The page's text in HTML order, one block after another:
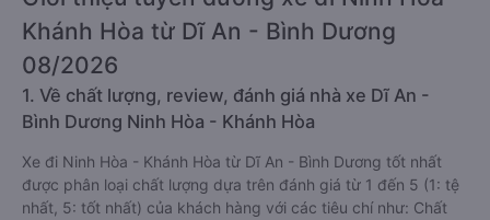
Khánh Hòa từ Dĩ An - Bình Dương
08/2026
1. Về chất lượng, review, đánh giá nhà xe Dĩ An -
Bình Dương Ninh Hòa - Khánh Hòa
Xe đi Ninh Hòa - Khánh Hòa từ Dĩ An - Bình Dương tốt nhất
được phân loại chất lượng dựa trên đánh giá từ 1 đến 5 (1: tệ
nhất, 5: tốt nhất) của khách hàng với các tiêu chí như: Chất